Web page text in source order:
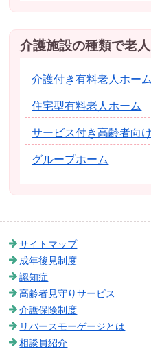
介護施設の種類で老
介護付き有料老人ホーム
住宅型有料老人ホーム
サービス付き高齢者向
グループホーム
サイトマップ
成年後見制度
認知症
高齢者見守りサービス
介護保険制度
リバースモーゲージとは
相談員紹介